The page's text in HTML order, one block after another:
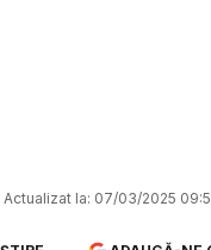
Actualizat la: 07/03/2025